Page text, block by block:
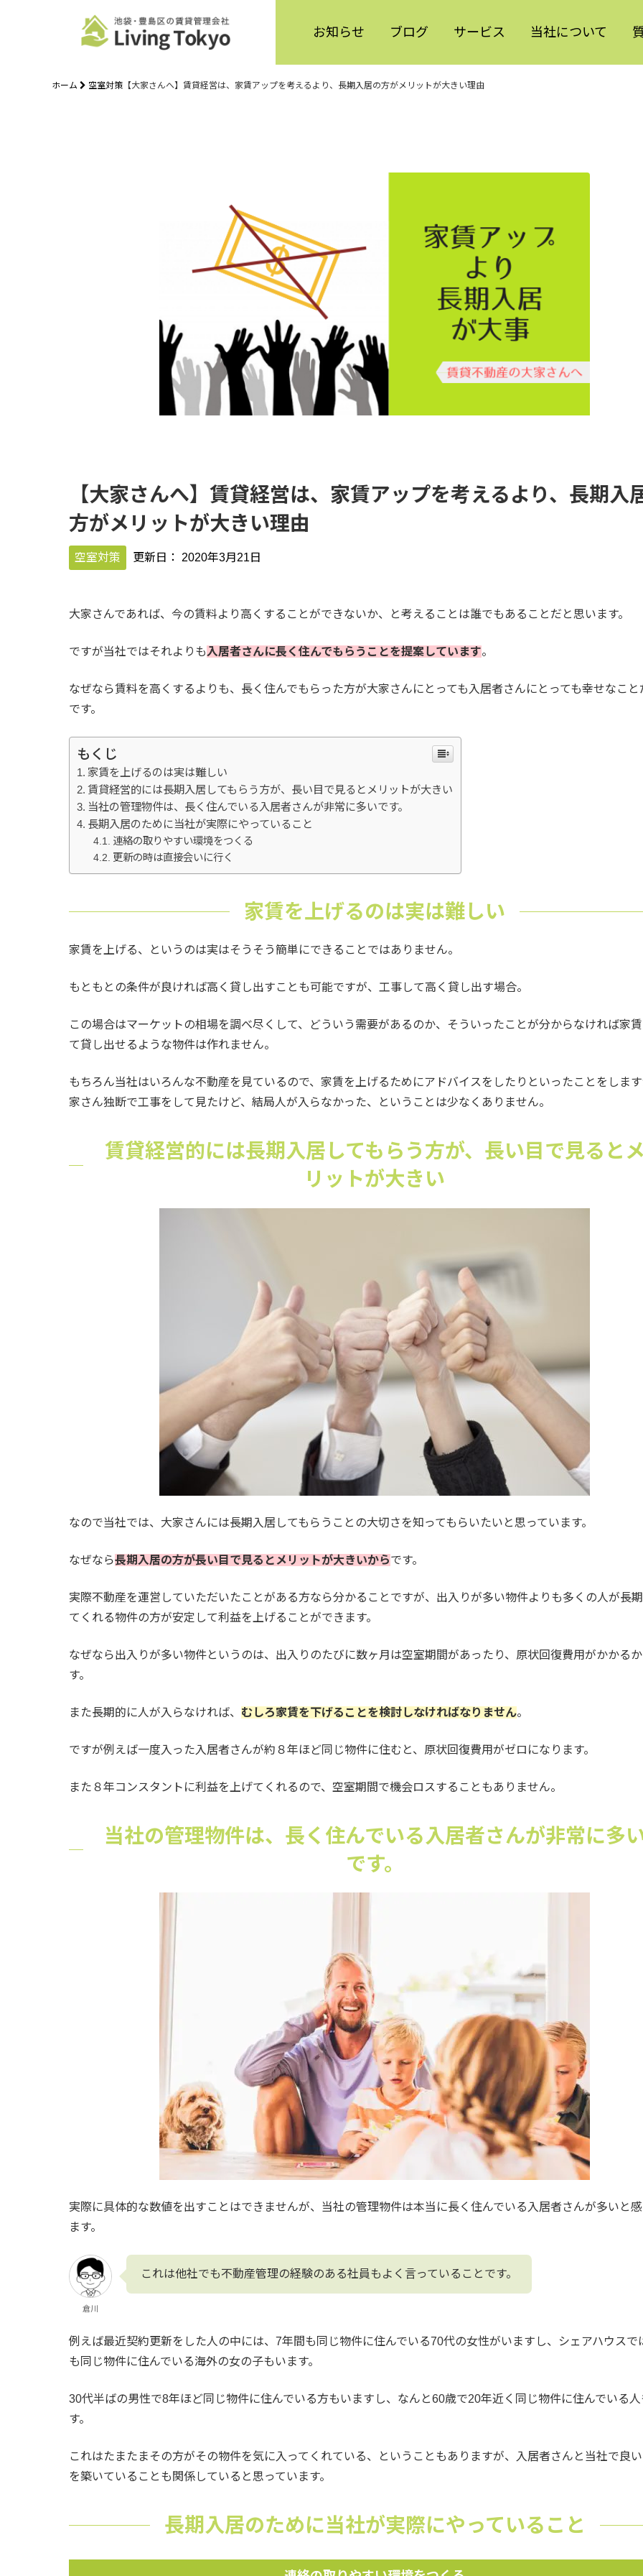
お知らせ ブログ サービス 当社について
ホーム 空室対策 【大家さんへ】賃貸経営は、家賃アップを考えるより、長期入居の方がメリットが大きい理由
【大家さんへ】賃貸経営は、家賃アップを考えるより、長期入
方がメリットが大きい理由
空室対策 更新日： 2020年3月21日
大家さんであれば、今の賃料より高くすることができないか、と考えることは誰でもあることだと思います。
ですが当社ではそれよりも入居者さんに長く住んでもらうことを提案しています。
なぜなら賃料を高くするよりも、長く住んでもらった方が大家さんにとっても入居者さんにとっても幸せなこと
です。
もくじ
家賃を上げるのは実は難しい
賃貸経営的には長期入居してもらう方が、長い目で見るとメリットが大きい
当社の管理物件は、長く住んでいる入居者さんが非常に多いです。
長期入居のために当社が実際にやっていること
連絡の取りやすい環境をつくる
更新の時は直接会いに行く
家賃を上げるのは実は難しい
家賃を上げる、というのは実はそうそう簡単にできることではありません。
もともとの条件が良ければ高く貸し出すことも可能ですが、工事して高く貸し出す場合。
この場合はマーケットの相場を調べ尽くして、どういう需要があるのか、そういったことが分からなければ家
て貸し出せるような物件は作れません。
もちろん当社はいろんな不動産を見ているので、家賃を上げるためにアドバイスをしたりといったことをしま
家さん独断で工事をして見たけど、結局人が入らなかった、ということは少なくありません。
賃貸経営的には長期入居してもらう方が、長い目で見ると
リットが大きい
なので当社では、大家さんには長期入居してもらうことの大切さを知ってもらいたいと思っています。
なぜなら長期入居の方が長い目で見るとメリットが大きいからです。
実際不動産を運営していただいたことがある方なら分かることですが、出入りが多い物件よりも多くの人が長
てくれる物件の方が安定して利益を上げることができます。
なぜなら出入りが多い物件というのは、出入りのたびに数ヶ月は空室期間があったり、原状回復費用がかかる
す。
また長期的に人が入らなければ、 むしろ家賃を下げることを検討しなければなりません。
ですが例えば一度入った入居者さんが約８年ほど同じ物件に住むと、原状回復費用がゼロになります。
また８年コンスタントに利益を上げてくれるので、空室期間で機会ロスすることもありません。
当社の管理物件は、長く住んでいる入居者さんが非常に多
です。
実際に具体的な数値を出すことはできませんが、当社の管理物件は本当に長く住んでいる入居者さんが多いと
ます。
倉川
これは他社でも不動産管理の経験のある社員もよく言っていることです。
例えば最近契約更新をした人の中には、7年間も同じ物件に住んでいる70代の女性がいますし、シェアハウスで
も同じ物件に住んでいる海外の女の子もいます。
30代半ばの男性で8年ほど同じ物件に住んでいる方もいますし、なんと60歳で20年近く同じ物件に住んでいる
す。
これはたまたまその方がその物件を気に入ってくれている、ということもありますが、入居者さんと当社で良
を築いていることも関係していると思っています。
長期入居のために当社が実際にやっていること